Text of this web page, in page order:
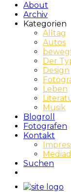
About
Archiv
Kategorien
Alltag
Autos
Der
Design
Leben
Musik
Blogroll
Fotografen
Kontakt
Suchen